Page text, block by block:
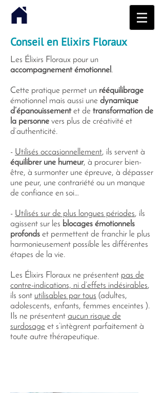
Conseil en Elixirs Floraux
Les Élixirs Floraux pour un
accompagnement émotionnel .
Cette pratique permet un rééquilibrage
émotionnel mais aussi une dynamique
d’épanouissementet de transformation de
la personne vers plus de créativité et
d’authenticité.
- Utilisés occasionnellement, ils servent à
équilibrer une humeur, à procurer bien-
être, à surmonter une épreuve, à dépasser
une peur, une contrariété ou un manque
de confiance en soi…
- Utilisés sur de plus longues périodes, ils
agissent sur les blocages émotionnels
profonds et permettent de franchir le plus
harmonieusement possible les différentes
étapes de la vie.
Les Élixirs Floraux ne présentent pas de
contre-indications, ni d’effets indésirables,
ils sont utilisables par tous (adultes,
adolescents, enfants, femmes enceintes ).
Ils ne présentent aucun risque de
surdosage et s’intègrent parfaitement à
toute autre thérapeutique.